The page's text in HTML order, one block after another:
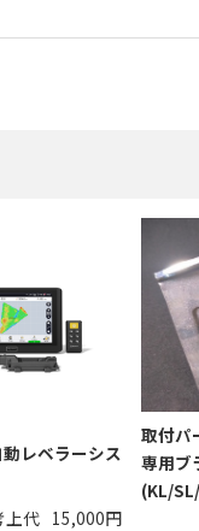
レベラーシス
上代 15,000円
取付パ
専用ブ
(KL/